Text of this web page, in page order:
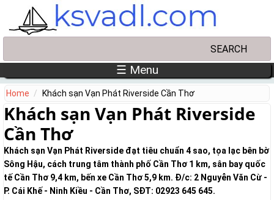
Skip to main content
☰ Menu
Home Khách sạn Vạn Phát Riverside Cần Thơ
Khách sạn Vạn Phát Riverside
Cần Thơ
Khách sạn Vạn Phát Riverside đạt tiêu chuẩn 4 sao, tọa lạc bên bờ
Sông Hậu, cách trung tâm thành phố Cần Thơ 1 km, sân bay quốc
tế Cần Thơ 9,4 km, bến xe Cần Thơ 5,9 km. Đ/c: 2 Nguyễn Văn Cừ -
P. Cái Khế - Ninh Kiều - Cần Thơ, SĐT: 02923 645 645.